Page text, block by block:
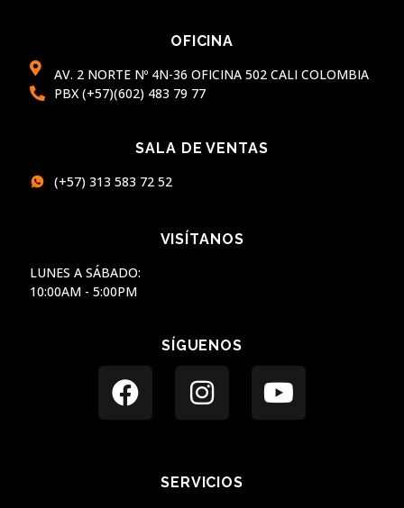
OFICINA
AV. 2 NORTE Nº 4N-36 OFICINA 502 CALI COLOMBIA
PBX (+57)(602) 483 79 77
SALA DE VENTAS
(+57) 313 583 72 52
VISÍTANOS
LUNES A SÁBADO:
10:00AM - 5:00PM
SÍGUENOS
SERVICIOS